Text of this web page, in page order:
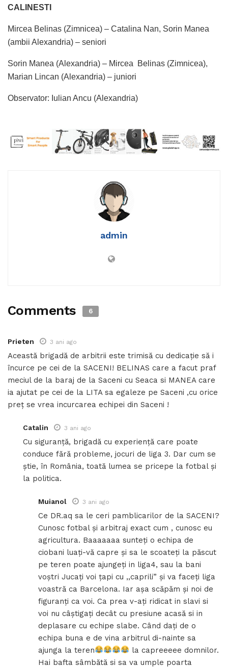
CALINESTI
Mircea Belinas (Zimnicea) – Catalina Nan, Sorin Manea
(ambii Alexandria) – seniori
Sorin Manea (Alexandria) – Mircea Belinas (Zimnicea),
Marian Lincan (Alexandria) – juniori
Observator: Iulian Ancu (Alexandria)
admin
Comments 6
Prieten 3 ani ago
Această brigadă de arbitrii este trimisă cu dedicație să i
încurce pe cei de la SACENI! BELINAS care a facut praf
meciul de la baraj de la Saceni cu Seaca si MANEA care
ia ajutat pe cei de la LITA sa egaleze pe Saceni ,cu orice
preț se vrea incurcarea echipei din Saceni !
Catalin 3 ani ago
Cu siguranță, brigadă cu experiență care poate
conduce fără probleme, jocuri de liga 3. Dar cum se
știe, în România, toată lumea se pricepe la fotbal și
la politica.
Muianol 3 ani ago
Ce DR.aq sa le ceri pamblicarilor de la SACENI?
Cunosc fotbal și arbitraj exact cum , cunosc eu
agricultura. Baaaaaaa sunteți o echipa de
ciobani luați-vă capre și sa le scoateți la păscut
pe teren poate ajungeți in liga4, sau la bani
voștri Jucați voi țapi cu ,,caprili” și va faceți liga
voastră ca Barcelona. Iar așa scăpăm și noi de
figuranți ca voi. Ca prea v-ați ridicat in slavi si
voi nu câștigați decât cu presiune acasă si in
deplasare cu echipe slabe. Când dați de o
echipa buna e de vina arbitrul di-nainte sa
ajunga la teren
la capreeeee domnilor.
Hai bafta sâmbătă si sa va umple poarta